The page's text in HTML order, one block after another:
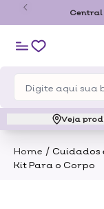
Veja
Home / Cuidados
Kit Para o Corpo